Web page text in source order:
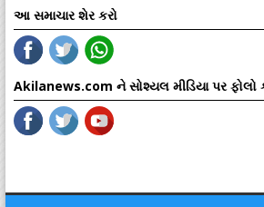
આ સમાચાર શેર કરો
Akilanews.com ને સોશ્યલ મીડિયા પર ફોલો